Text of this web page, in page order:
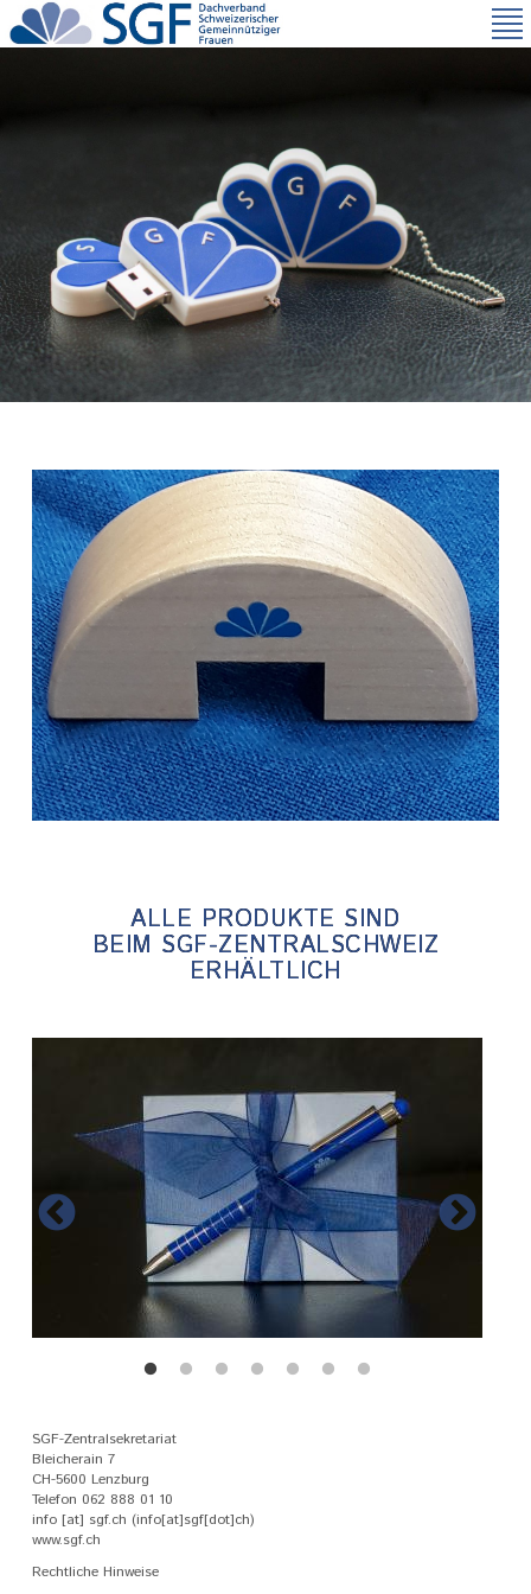
Direkt
zum
ALLE PRODUKTE SIND
BEIM SGF-ZENTRALSCHWEIZ
ERHÄLTLICH
SGF-Zentralsekretariat
Bleicherain 7
CH-5600 Lenzburg
Telefon 062 888 01 10
info[at] sgf.ch (info[at]sgf[dot]ch)
www.sgf.ch
Rechtliche Hinweise